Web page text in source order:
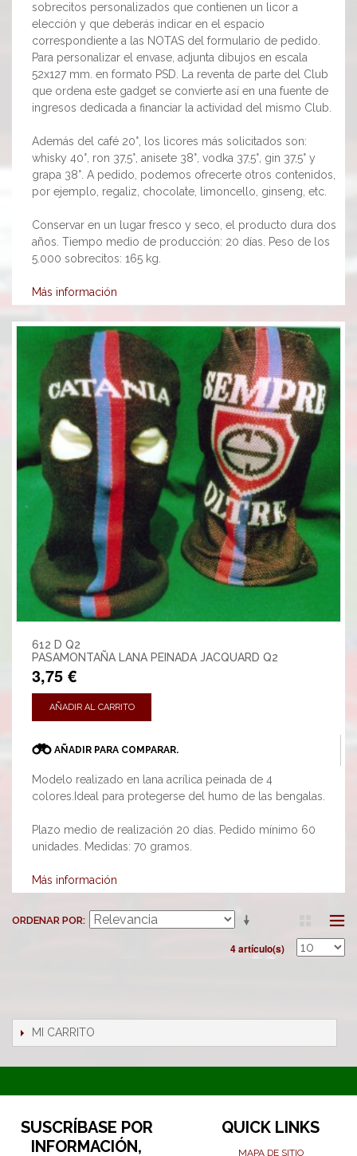
sobrecitos personalizados que contienen un licor a
elección y que deberás indicar en el espacio
correspondiente a las NOTAS del formulario de pedido.
Para personalizar el envase, adjunta dibujos en escala
52x127 mm. en formato PSD. La reventa de parte del Club
que ordena este gadget se convierte así en una fuente de
ingresos dedicada a financiar la actividad del mismo Club.
Además del café 20°, los licores más solicitados son:
whisky 40°, ron 37,5°, anisete 38°, vodka 37,5°, gin 37,5° y
grapa 38°. A pedido, podemos ofrecerte otros contenidos,
por ejemplo, regaliz, chocolate, limoncello, ginseng, etc.
Conservar en un lugar fresco y seco, el producto dura dos
años. Tiempo medio de producción: 20 días. Peso de los
5.000 sobrecitos: 165 kg.
Más información
612 D Q2
PASAMONTAÑA LANA PEINADA JACQUARD Q2
3,75 €
AÑADIR AL CARRITO
AÑADIR PARA COMPARAR.
Modelo realizado en lana acrílica peinada de 4
colores.Ideal para protegerse del humo de las bengalas.
Plazo medio de realización 20 días. Pedido mínimo 60
unidades. Medidas: 70 gramos.
Más información
ORDENAR POR
4 artículo(s)
MI CARRITO
SUSCRÍBASE POR
INFORMACIÓN,
QUICK LINKS
MAPA DE SITIO